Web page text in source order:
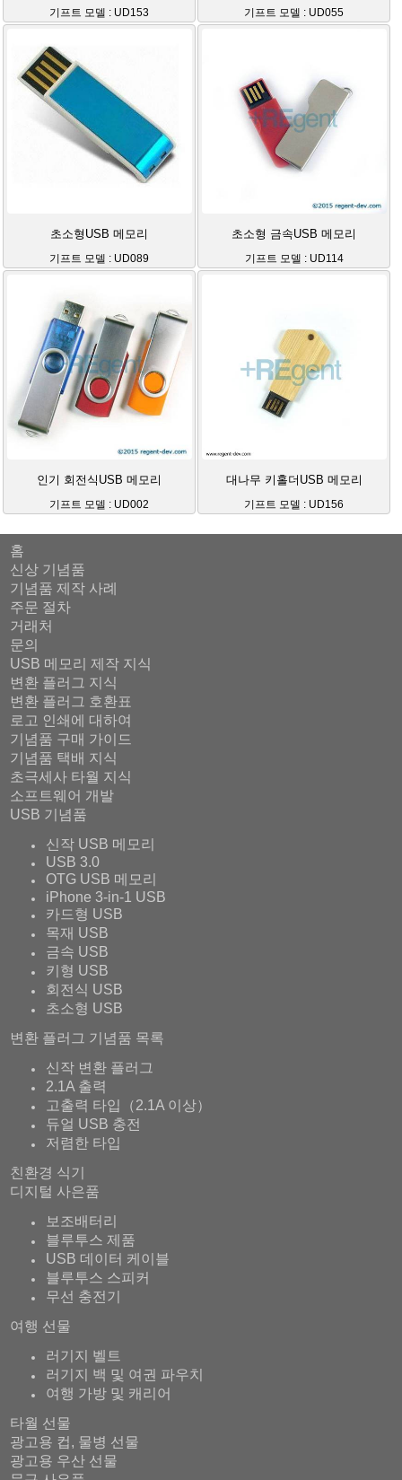
기프트 모델 : UD153
기프트 모델 : UD055
초소형USB 메모리
기프트 모델 : UD089
초소형 금속USB 메모리
기프트 모델 : UD114
인기 회전식USB 메모리
기프트 모델 : UD002
대나무 키홀더USB 메모리
기프트 모델 : UD156
홈
신상 기념품
기념품 제작 사례
주문 절차
거래처
문의
USB 메모리 제작 지식
변환 플러그 지식
변환 플러그 호환표
로고 인쇄에 대하여
기념품 구매 가이드
기념품 택배 지식
초극세사 타월 지식
소프트웨어 개발
USB 기념품
신작 USB 메모리
USB 3.0
OTG USB 메모리
iPhone 3-in-1 USB
카드형 USB
목재 USB
금속 USB
키형 USB
회전식 USB
초소형 USB
변환 플러그 기념품 목록
신작 변환 플러그
2.1A 출력
고출력 타입（2.1A 이상）
듀얼 USB 충전
저렴한 타입
친환경 식기
디지털 사은품
보조배터리
블루투스 제품
USB 데이터 케이블
블루투스 스피커
무선 충전기
여행 선물
러기지 벨트
러기지 백 및 여권 파우치
여행 가방 및 캐리어
타월 선물
광고용 컵, 물병 선물
광고용 우산 선물